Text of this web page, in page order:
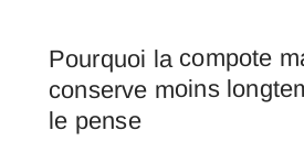
Pourquoi la compote
conserve moins
le pense